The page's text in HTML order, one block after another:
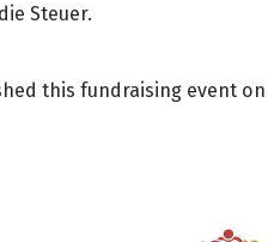
Steuer.
this fundraising event on